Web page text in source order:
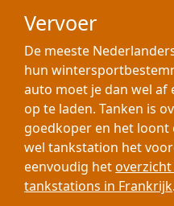
Vervoer
De meeste
hun
auto moet je dan wel af
op te laden. Tanken is
goedkoper en het loont
wel tankstation het
eenvoudig het
tankstations in Frankrijk.